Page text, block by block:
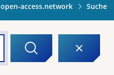
open-access.network Suche